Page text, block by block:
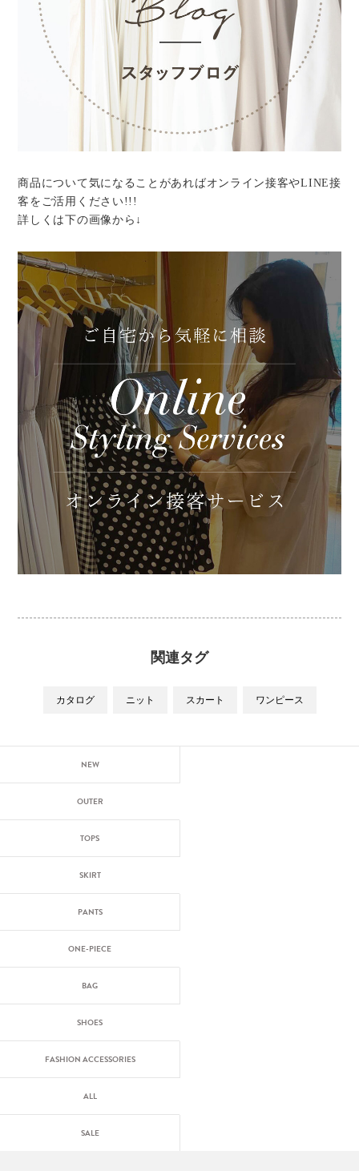
商品について気になることがあればオンライン接客やLINE接
客をご活用ください!!!
詳しくは下の画像から↓
関連タグ
カタログ ニット スカート ワンピース
NEW
OUTER
TOPS
SKIRT
PANTS
ONE-PIECE
BAG
SHOES
FASHION ACCESSORIES
ALL
SALE